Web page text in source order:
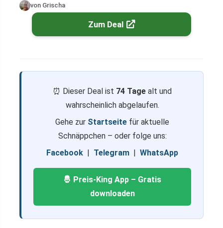
von Grischa
Zum Deal
⏰ Dieser Deal ist 74 Tage alt und
wahrscheinlich abgelaufen.
Gehe zur Startseite für aktuelle
Schnäppchen – oder folge uns:
Facebook | Telegram | WhatsApp
🤴 Preis-King App – Gratis
downloaden